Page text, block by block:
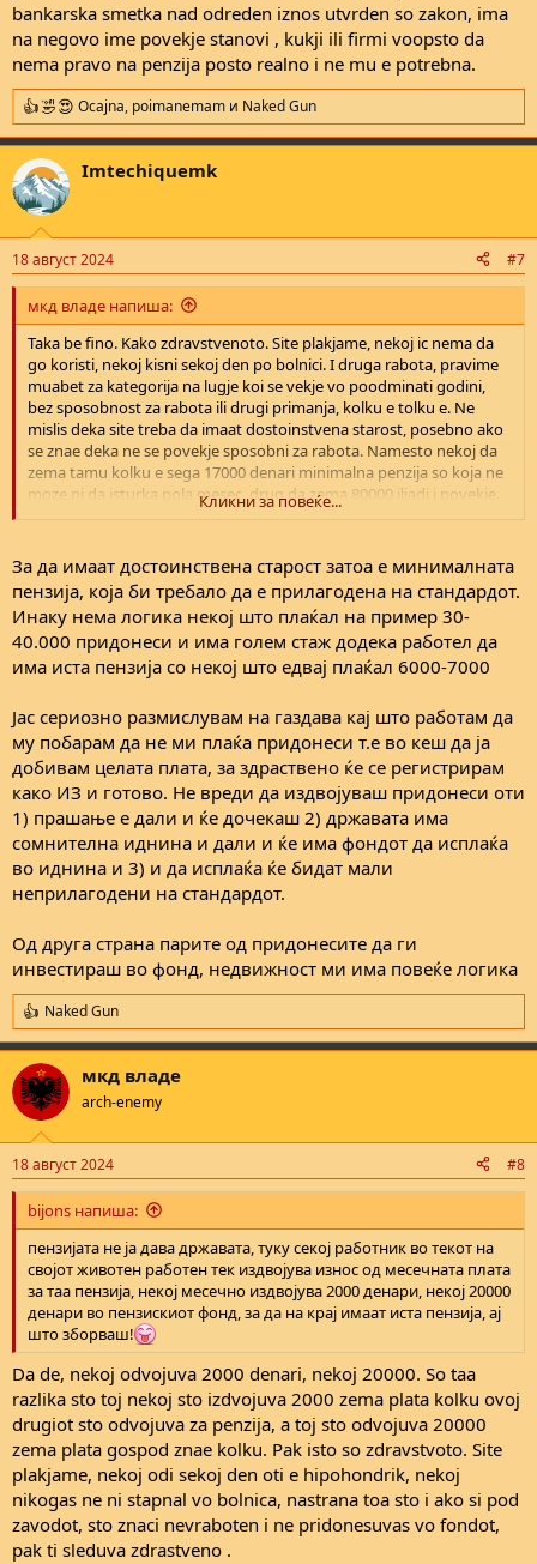
bankarska smetka nad odreden iznos utvrden so zakon, ima
na negovo ime povekje stanovi , kukji ili firmi voopsto da
nema pravo na penzija posto realno i ne mu e potrebna.
R
e
a
c
t
i
s
:
Ocajna, poimanemam и Naked Gun
Imtechiquemk
18 август 2024 #7
мкд владе напиша:
Taka be fino. Kako zdravstvenoto. Site plakjame, nekoj ic nema da
go koristi, nekoj kisni sekoj den po bolnici. I druga rabota, pravime
muabet za kategorija na lugje koi se vekje vo poodminati godini,
bez sposobnost za rabota ili drugi primanja, kolku e tolku e. Ne
mislis deka site treba da imaat dostoinstvena starost, posebno ako
se znae deka ne se povekje sposobni za rabota. Namesto nekoj da
zema tamu kolku e sega 17000 denari minimalna penzija so koja ne
moze ni da isturka pola mesec, drug da zema 80000 iljadi i povekje.
Kade e humanosta tuka.
smetka nad odreden iznos utvrden so zakon, ima na negovo ime
povekje stanovi , kukji ili firmi voopsto da nema pravo na penzija
posto realno i ne mu e potrebna.
Кликни за повеќе...
За да имаат достоинствена старост затоа е минималната
пензија, која би требало да е прилагодена на стандардот.
Инаку нема логика некој што плаќал на пример 30-
40.000 придонеси и има голем стаж додека работел да
има иста пензија со некој што едвај плаќал 6000-7000
Јас сериозно размислувам на газдава кај што работам да
му побарам да не ми плаќа придонеси т.е во кеш да ја
добивам целата плата, за здраствено ќе се регистрирам
како ИЗ и готово. Не вреди да издвојуваш придонеси оти
1) прашање е дали и ќе дочекаш 2) државата има
сомнителна иднина и дали и ќе има фондот да исплаќа
во иднина и 3) и да исплаќа ќе бидат мали
неприлагодени на стандардот.
Од друга страна парите од придонесите да ги
инвестираш во фонд, недвижност ми има повеќе логика
R
e
a
c
t
i
s
:
Naked Gun
мкд владе
arch-enemy
18 август 2024 #8
bijons напиша:
пензијата не ја дава државата, туку секој работник во текот на
својот животен работен тек издвојува износ од месечната плата
за таа пензија, некој месечно издвојува 2000 денари, некој 20000
денари во пензискиот фонд, за да на крај имаат иста пензија, ај
што зборваш!
Da de, nekoj odvojuva 2000 denari, nekoj 20000. So taa
razlika sto toj nekoj sto izdvojuva 2000 zema plata kolku ovoj
drugiot sto odvojuva za penzija, a toj sto odvojuva 20000
zema plata gospod znae kolku. Pak isto so zdravstvoto. Site
plakjame, nekoj odi sekoj den oti e hipohondrik, nekoj
nikogas ne ni stapnal vo bolnica, nastrana toa sto i ako si pod
zavodot, sto znaci nevraboten i ne pridonesuvas vo fondot,
pak ti sleduva zdrastveno .